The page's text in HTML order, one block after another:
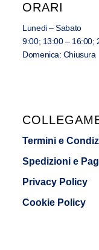
ORARI
Lunedi – Sabato
9:00; 13:00 – 16:00;
Domenica: Chiusura
Termini e
Spedizioni e
Privacy Policy
Cookie Policy